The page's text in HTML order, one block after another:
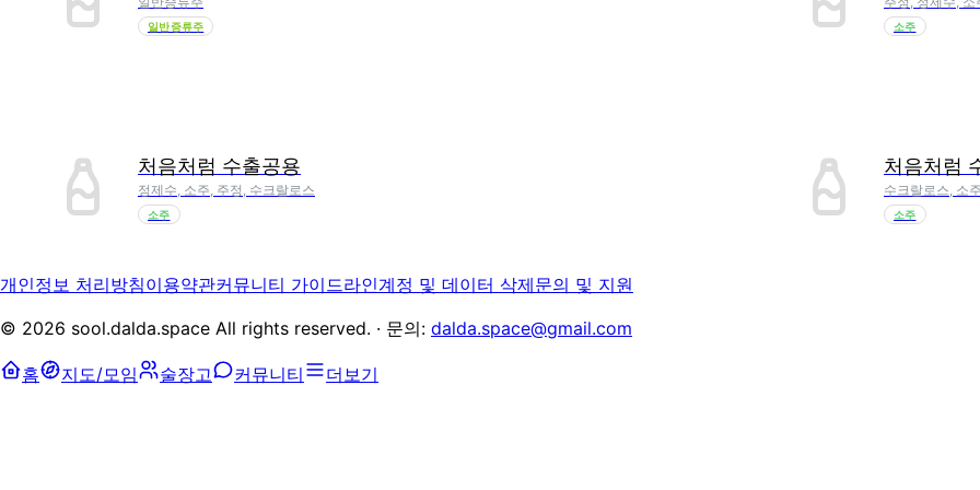
일반증류주 소주
처음처럼 수출공용
정제수, 소주, 주정, 수크랄로스
소주
처음처럼
수크랄로스, 소
소주
개인정보 처리방침이용약관커뮤니티 가이드라인계정 및 데이터 삭제문의 및 지원
© 2026 sool.dalda.space All rights reserved. · 문의: dalda.space@gmail.com
홈 지도/모임 술장고 커뮤니티 더보기